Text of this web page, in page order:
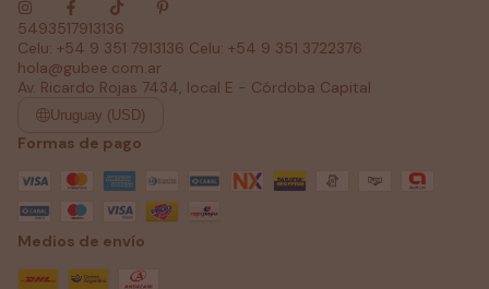
5493517913136
Celu: +54 9 351 7913136 Celu: +54 9 351 3722376
hola@gubee.com.ar
Av. Ricardo Rojas 7434, local E - Córdoba Capital
Uruguay (USD)
Formas de pago
Medios de envío